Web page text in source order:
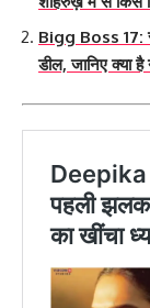
Bigg Boss 17:
डील, जानिए क्या है